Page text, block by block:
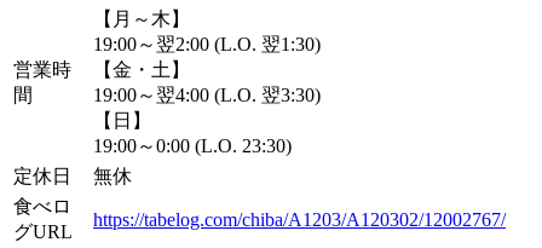
営業時
間
【月～木】
19:00～翌2:00 (L.O. 翌1:30)
【金・土】
19:00～翌4:00 (L.O. 翌3:30)
【日】
19:00～0:00 (L.O. 23:30)
定休日
無休
食べロ
グURL
https://tabelog.com/chiba/A1203/A120302/12002767/